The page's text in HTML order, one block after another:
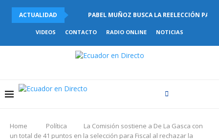
ACTUALIDAD PABEL MUÑOZ BUSCA LA REELECCIÓN
VIDEOS CONTACTO RADIO ONLINE NOTICIAS
Home Política
La Comisión sostiene a De La Gasca con
un total de 41 puntos en la selección para Fiscal al rechazar la